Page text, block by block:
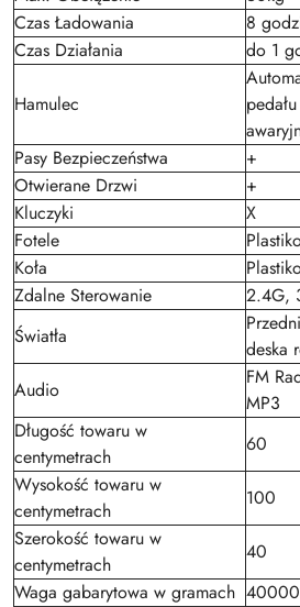
Czas Ładowania
8
Czas Działania
do 1
Hamulec
Pasy Bezpieczeństwa
+
Otwierane Drzwi
+
Kluczyki
X
Fotele
Koła
Zdalne Sterowanie
2.4G,
Światła
deska
Audio
FM
MP3
Długość towaru w
centymetrach
60
Wysokość towaru w
centymetrach
100
Szerokość towaru w
centymetrach
40
Waga gabarytowa w gramach 40000